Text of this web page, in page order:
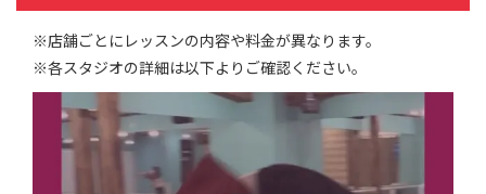
※店舗ごとにレッスンの内容や料金が異なります。
※各スタジオの詳細は以下よりご確認ください。